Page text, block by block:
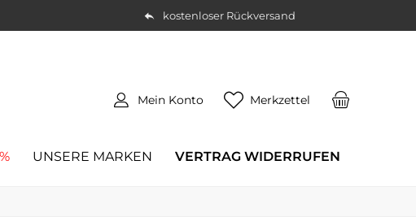
kostenloser Rückversand
Merkzettel
Mein Konto
UNSERE MARKEN VERTRAG WIDERRUFEN